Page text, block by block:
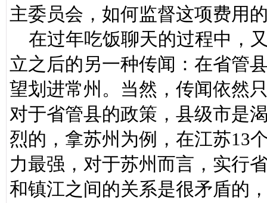
主委员会，如何监督这项费用
在过年吃饭聊天的过程中，
立之后的另一种传闻：在省管
望划进常州。当然，传闻依然
对于省管县的政策，县级市是
烈的，拿苏州为例，在江苏13
力最强，对于苏州而言，实行
和镇江之间的关系是很矛盾的